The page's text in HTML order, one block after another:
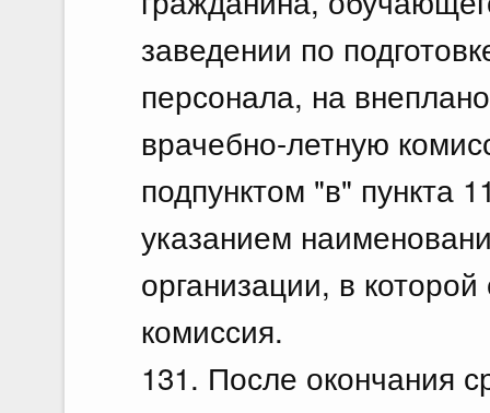
заведении по
персонала, на
врачебно-летную
подпунктом "в" пункта
указанием
организации, в
комиссия.
131. После окончания